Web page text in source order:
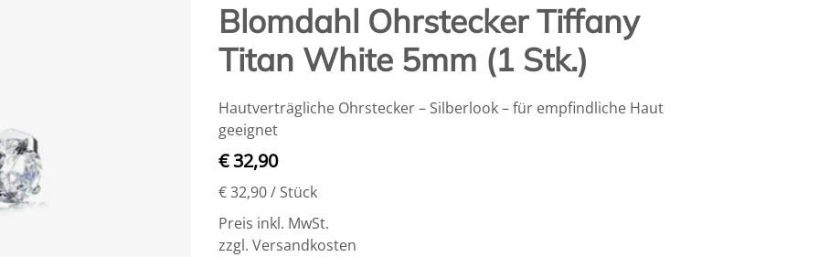
Blomdahl Ohrstecker Tiffany
Titan White 5mm (1 Stk.)
Hautverträgliche Ohrstecker – Silberlook – für empfindliche Haut
geeignet
€ 32,90
€ 32,90/ Stück
Preis inkl. MwSt.
zzgl. Versandkosten